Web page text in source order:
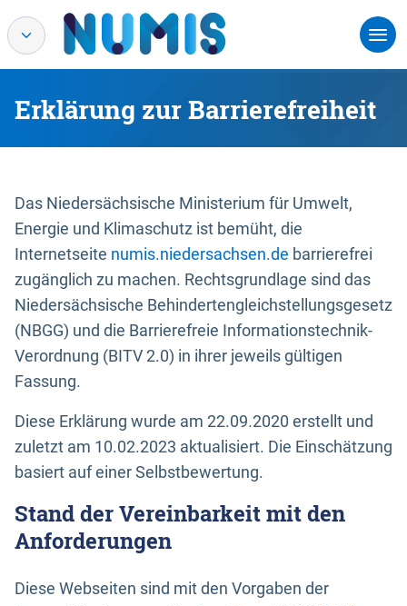
Erklärung zur Barrierefreiheit
Das Niedersächsische Ministerium für Umwelt,
Energie und Klimaschutz ist bemüht, die
Internetseite numis.niedersachsen.de barrierefrei
zugänglich zu machen. Rechtsgrundlage sind das
Niedersächsische Behindertengleichstellungsgesetz
(NBGG) und die Barrierefreie Informationstechnik-
Verordnung (BITV 2.0) in ihrer jeweils gültigen
Fassung.
Diese Erklärung wurde am 22.09.2020 erstellt und
zuletzt am 10.02.2023 aktualisiert. Die Einschätzung
basiert auf einer Selbstbewertung.
Stand der Vereinbarkeit mit den
Anforderungen
Diese Webseiten sind mit den Vorgaben der